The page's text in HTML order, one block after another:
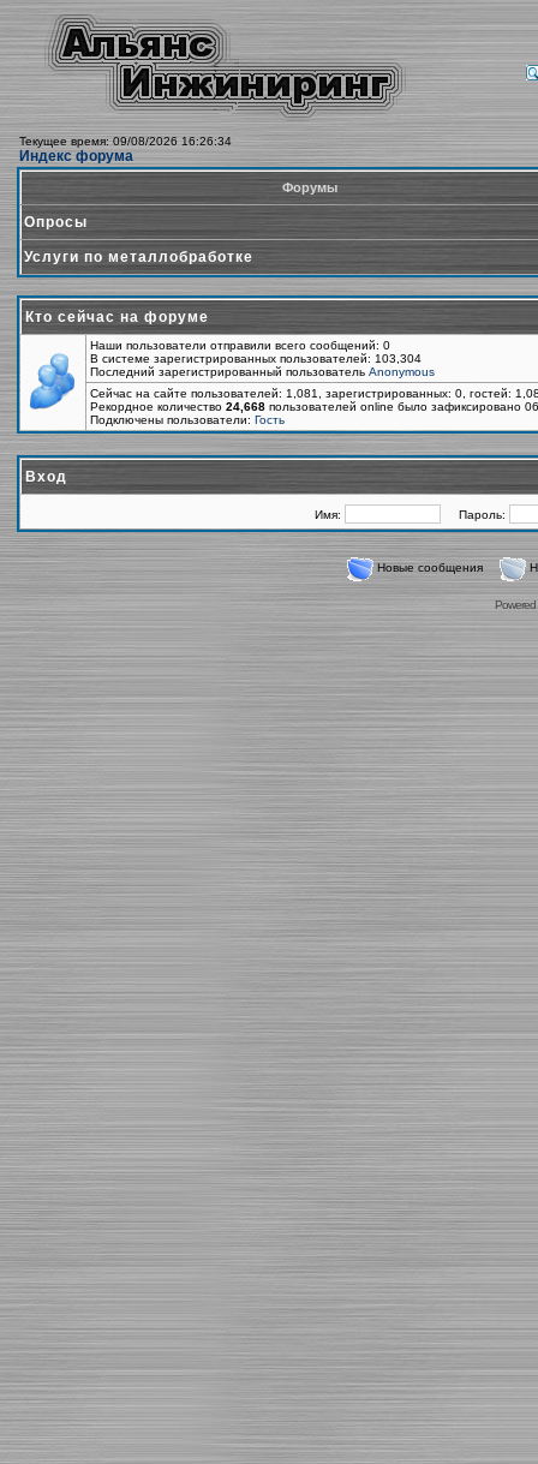
Текущее время: 09/08/2026 16:26:34
Индекс форума
Форумы
Опросы
Услуги по металлобработке
Кто сейчас на форуме
Наши пользователи отправили всего сообщений: 0
В системе зарегистрированных пользователей: 103,304
Последний зарегистрированный пользователь Anonymous
Сейчас на сайте пользователей: 1,081, зарегистрированных: 0, гостей:
Рекордное количество 24,668 пользователей online было зафиксировано
Подключены пользователи: Гость
Вход
Имя: Пароль:
Новые сообщения